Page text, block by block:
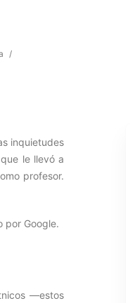
/
inquietudes
le llevó a
profesor.
por Google.
—estos